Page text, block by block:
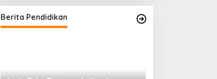
Berita Pendidikan